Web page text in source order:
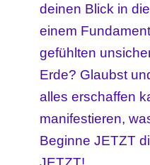
deinen Blick in
einem
gefühlten
Erde? Glaubst
alles erschaffen
manifestieren,
Beginne JETZT